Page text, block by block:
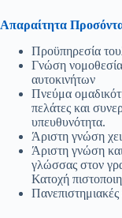
Απαραίτητα
Προϋπηρεσία
Γνώση
αυτοκινήτων
Πνεύμα
πελάτες και
υπευθυνότητα.
Άριστη γνώση
Άριστη γνώση
γλώσσας στον
Κατοχή